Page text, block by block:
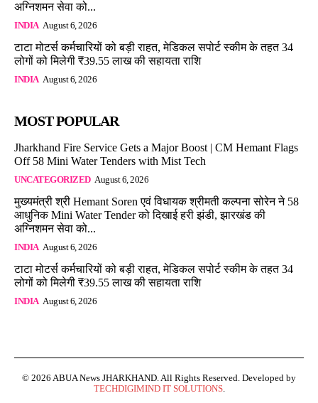
अग्निशमन सेवा को...
INDIA August 6, 2026
टाटा मोटर्स कर्मचारियों को बड़ी राहत, मेडिकल सपोर्ट स्कीम के तहत 34
लोगों को मिलेगी ₹39.55 लाख की सहायता राशि
INDIA August 6, 2026
MOST POPULAR
Jharkhand Fire Service Gets a Major Boost | CM Hemant Flags
Off 58 Mini Water Tenders with Mist Tech
UNCATEGORIZED August 6, 2026
मुख्यमंत्री श्री Hemant Soren एवं विधायक श्रीमती कल्पना सोरेन ने 58
आधुनिक Mini Water Tender को दिखाई हरी झंडी, झारखंड की
अग्निशमन सेवा को...
INDIA August 6, 2026
टाटा मोटर्स कर्मचारियों को बड़ी राहत, मेडिकल सपोर्ट स्कीम के तहत 34
लोगों को मिलेगी ₹39.55 लाख की सहायता राशि
INDIA August 6, 2026
© 2026 ABUA News JHARKHAND. All Rights Reserved. Developed by
TECHDIGIMIND IT SOLUTIONS.